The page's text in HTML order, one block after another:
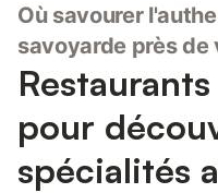
Où savourer
savoyarde près de
pour
spécialités